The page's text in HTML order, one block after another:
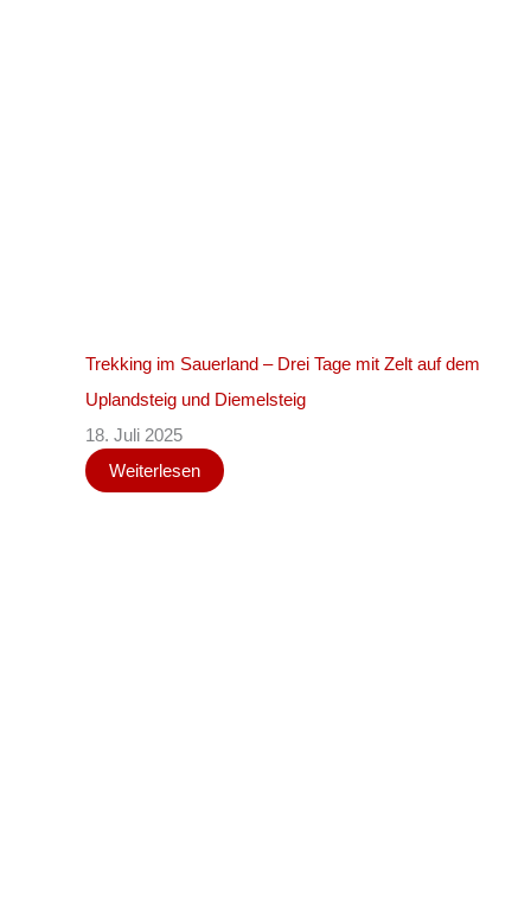
Trekking im Sauerland – Drei Tage mit Zelt auf dem
Uplandsteig und Diemelsteig
18. Juli 2025
Weiterlesen